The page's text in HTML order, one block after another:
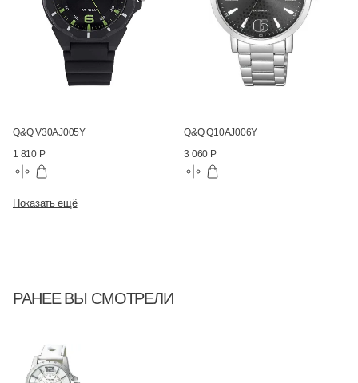
Q&Q V30AJ005Y
1 810 Р
Q&Q Q10AJ006Y
3 060 Р
Показать ещё
РАНЕЕ ВЫ СМОТРЕЛИ